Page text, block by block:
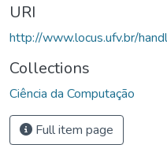
URI
http://www.locus.ufv.br/
Collections
Ciência da Computação
Full item page